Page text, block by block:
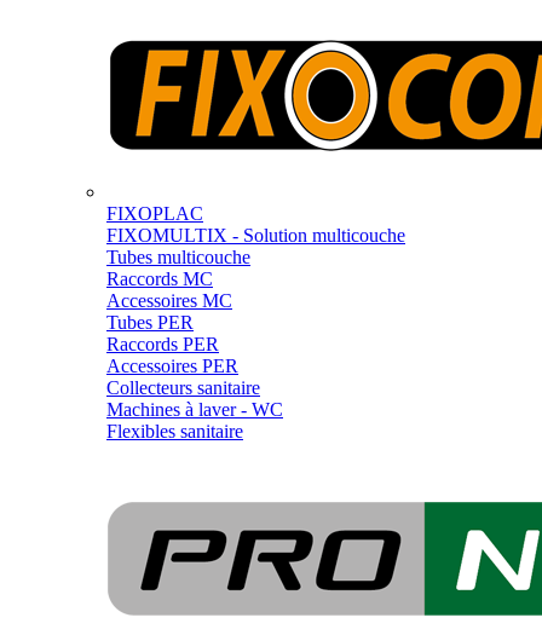
FIXOPLAC
FIXOMULTIX - Solution multicouche
Tubes multicouche
Raccords MC
Accessoires MC
Tubes PER
Raccords PER
Accessoires PER
Collecteurs sanitaire
Machines à laver - WC
Flexibles sanitaire